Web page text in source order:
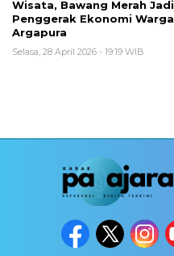
Wisata, Bawang Merah Jadi
Penggerak Ekonomi Warga
Argapura
Selasa, 28 April 2026 - 19:19 WIB